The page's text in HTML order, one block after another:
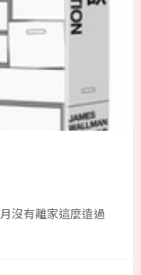
沒有離家這麼遠過